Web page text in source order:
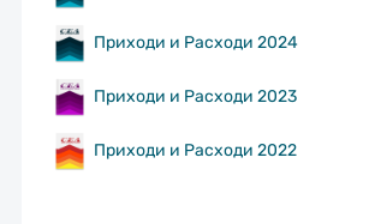
Приходи и Расходи 2024
Приходи и Расходи 2023
Приходи и Расходи 2022